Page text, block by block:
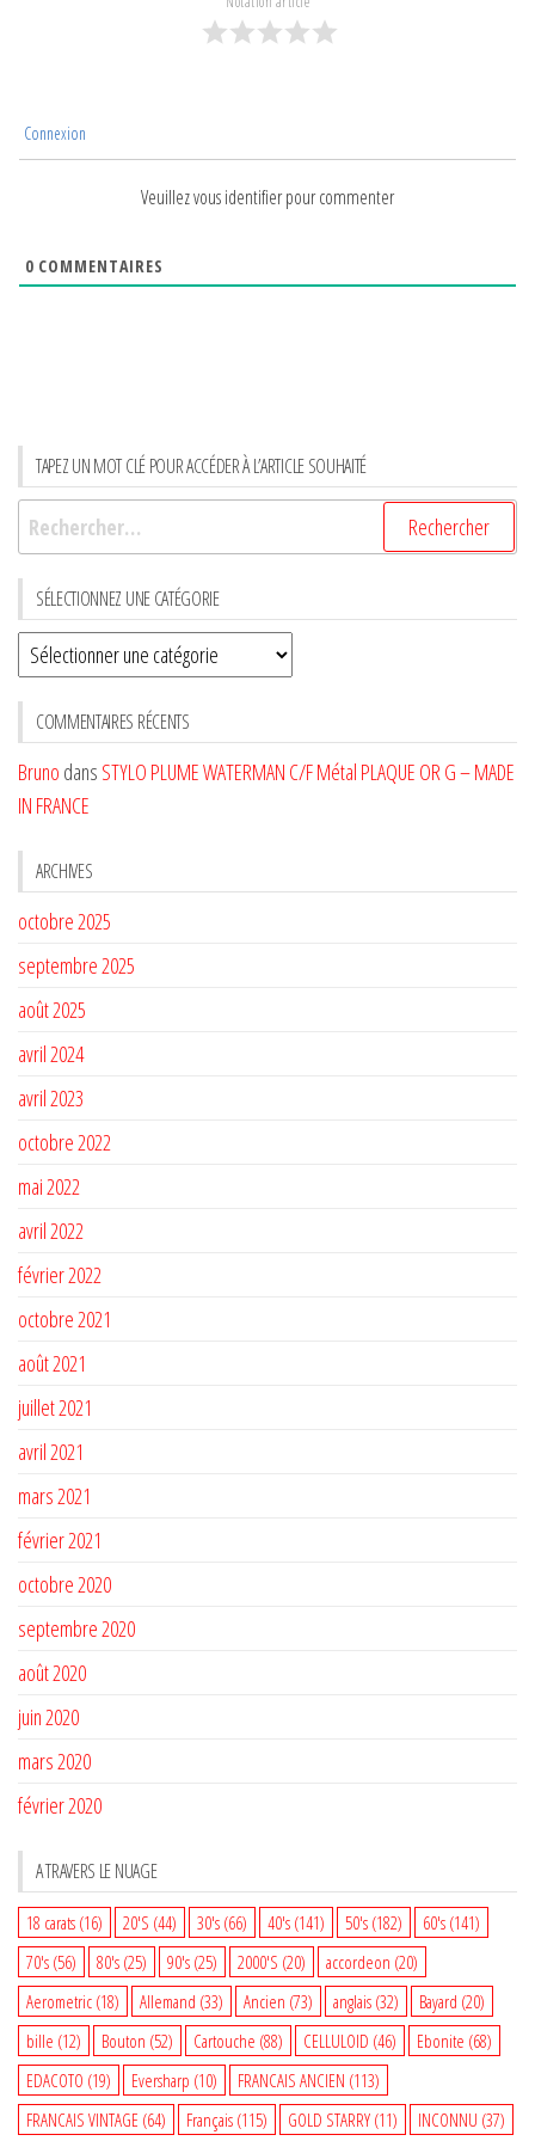
Connexion
Veuillez vous identifier pour commenter
0 COMMENTAIRES
TAPEZ UN MOT CLÉ POUR ACCÉDER À L’ARTICLE SOUHAITÉ
Rechercher :
SÉLECTIONNEZ UNE CATÉGORIE
Sélectionnez
une
CATÉGORIE
COMMENTAIRES RÉCENTS
Bruno dans STYLO PLUME WATERMAN C/F Métal PLAQUE OR G – MADE
IN FRANCE
ARCHIVES
octobre 2025
septembre 2025
août 2025
avril 2024
avril 2023
octobre 2022
mai 2022
avril 2022
février 2022
octobre 2021
août 2021
juillet 2021
avril 2021
mars 2021
février 2021
octobre 2020
septembre 2020
août 2020
juin 2020
mars 2020
février 2020
A TRAVERS LE NUAGE
18 carats (16) 20'S (44) 30's (66) 40's (141) 50's (182) 60's (141)
70's (56) 80's (25) 90's (25) 2000'S (20) accordeon (20)
Aerometric (18) Allemand (33) Ancien (73) anglais (32) Bayard (20)
bille (12) Bouton (52) Cartouche (88) CELLULOID (46) Ebonite (68)
EDACOTO (19) Eversharp (10) FRANCAIS ANCIEN (113)
FRANCAIS VINTAGE (64) Français (115) GOLD STARRY (11) INCONNU (37)